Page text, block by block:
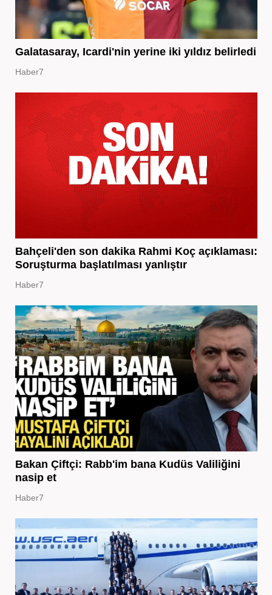
Galatasaray, Icardi'nin yerine iki yıldız belirledi
Haber7
Bahçeli'den son dakika Rahmi Koç açıklaması:
Soruşturma başlatılması yanlıştır
Haber7
Bakan Çiftçi: Rabb'im bana Kudüs Valiliğini
nasip et
Haber7